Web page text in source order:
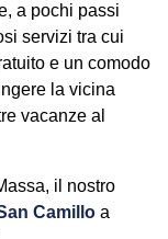
a pochi passi
servizi tra cui
e un comodo
la vicina
vacanze al
il nostro
Camillo a